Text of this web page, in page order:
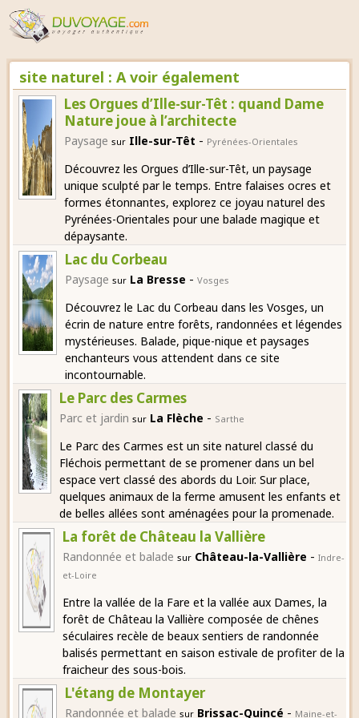
site naturel : A voir également
Les Orgues d’Ille-sur-Têt : quand Dame
Nature joue à l’architecte
Paysage sur Ille-sur-Têt - Pyrénées-Orientales
Découvrez les Orgues d’Ille-sur-Têt, un paysage
unique sculpté par le temps. Entre falaises ocres et
formes étonnantes, explorez ce joyau naturel des
Pyrénées-Orientales pour une balade magique et
dépaysante.
Lac du Corbeau
Paysage sur La Bresse - Vosges
Découvrez le Lac du Corbeau dans les Vosges, un
écrin de nature entre forêts, randonnées et légendes
mystérieuses. Balade, pique-nique et paysages
enchanteurs vous attendent dans ce site
incontournable.
Le Parc des Carmes
Parc et jardin sur La Flèche - Sarthe
Le Parc des Carmes est un site naturel classé du
Fléchois permettant de se promener dans un bel
espace vert classé des abords du Loir. Sur place,
quelques animaux de la ferme amusent les enfants et
de belles allées sont aménagées pour la promenade.
La forêt de Château la Vallière
Randonnée et balade sur Château-la-Vallière - Indre-
et-Loire
Entre la vallée de la Fare et la vallée aux Dames, la
forêt de Château la Vallière composée de chênes
séculaires recèle de beaux sentiers de randonnée
balisés permettant en saison estivale de profiter de la
fraicheur des sous-bois.
L'étang de Montayer
Randonnée et balade sur Brissac-Quincé - Maine-et-